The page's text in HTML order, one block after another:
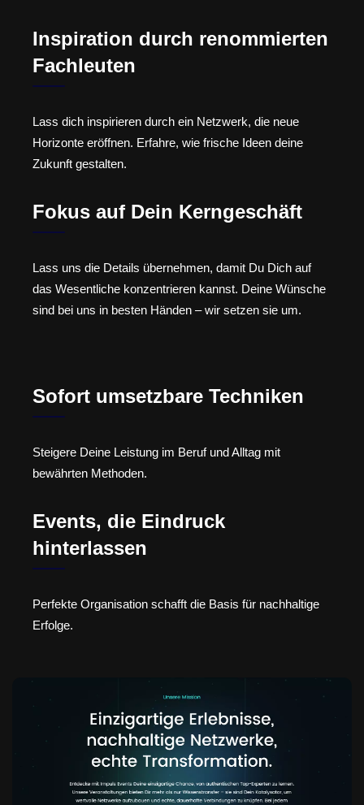
Inspiration durch renommierten
Fachleuten
Lass dich inspirieren durch ein Netzwerk, die neue
Horizonte eröffnen. Erfahre, wie frische Ideen deine
Zukunft gestalten.
Fokus auf Dein Kerngeschäft
Lass uns die Details übernehmen, damit Du Dich auf
das Wesentliche konzentrieren kannst. Deine Wünsche
sind bei uns in besten Händen – wir setzen sie um.
Sofort umsetzbare Techniken
Steigere Deine Leistung im Beruf und Alltag mit
bewährten Methoden.
Events, die Eindruck
hinterlassen
Perfekte Organisation schafft die Basis für nachhaltige
Erfolge.